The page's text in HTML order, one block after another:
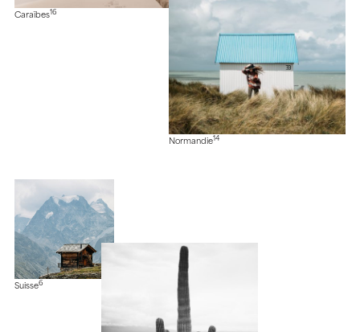
Caraïbes16
Normandie14
Suisse6